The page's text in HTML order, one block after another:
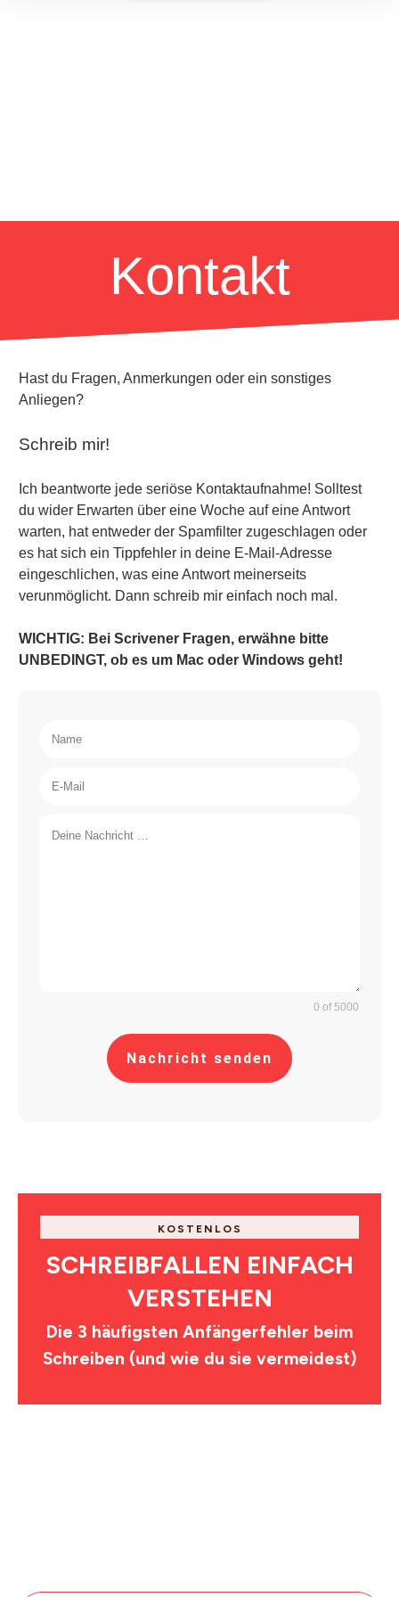
Kontakt
Hast du Fragen, Anmerkungen oder ein sonstiges
Anliegen?
Schreib mir!
Ich beantworte jede seriöse Kontaktaufnahme! Solltest
du wider Erwarten über eine Woche auf eine Antwort
warten, hat entweder der Spamfilter zugeschlagen oder
es hat sich ein Tippfehler in deine E-Mail-Adresse
eingeschlichen, was eine Antwort meinerseits
verunmöglicht. Dann schreib mir einfach noch mal.
WICHTIG: Bei Scrivener Fragen, erwähne bitte
UNBEDINGT, ob es um Mac oder Windows geht!
0 of 5000
Nachricht senden
KOSTENLOS
SCHREIBFALLEN EINFACH
VERSTEHEN
Die 3 häufigsten Anfängerfehler beim
Schreiben (und wie du sie vermeidest)